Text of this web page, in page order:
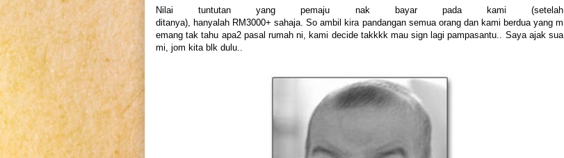
Nilai tuntutan yang pemaju nak bayar pada kami (setelah
ditanya), hanyalah RM3000+ sahaja. So ambil kira pandangan semua orang dan kami berdua yang m
emang tak tahu apa2 pasal rumah ni, kami decide takkkk mau sign lagi pampasantu.. Saya ajak sua
mi, jom kita blk dulu..